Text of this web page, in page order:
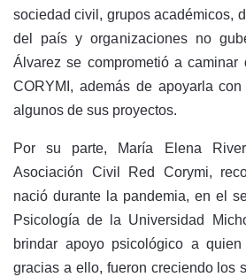
sociedad civil, grupos académicos,
del país y organizaciones no
Álvarez se comprometió a
CORYMI, además de apoyarla
algunos de sus proyectos.
Por su parte, María Elena
Asociación Civil Red Corymi,
nació durante la pandemia, en el
Psicología de la Universidad
brindar apoyo psicológico a
gracias a ello, fueron creciendo los